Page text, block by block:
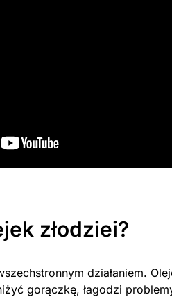
złodziei?
działaniem.
gorączkę, łagodzi